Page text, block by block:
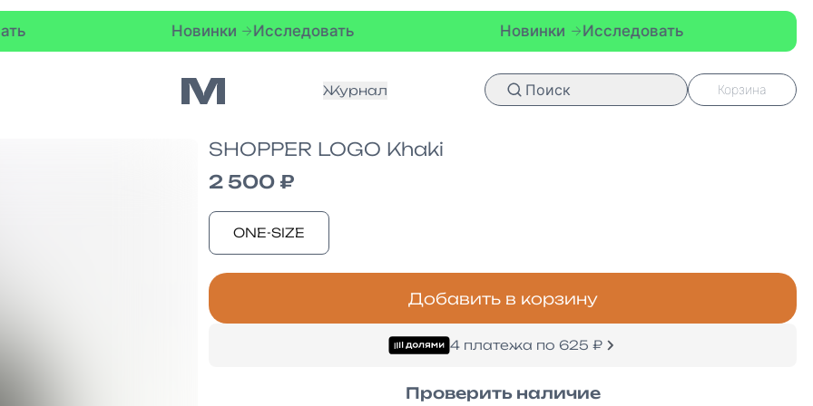
Исследовать Исследовать
Журнал Поиск Корзина
SHOPPER LOGO Khaki
2 500 ₽
ONE-SIZE
Добавить в корзину
4 платежа по 625 ₽
Проверить наличие